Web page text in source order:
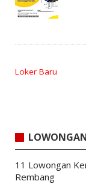
Loker Baru
11 Lowongan
Rembang